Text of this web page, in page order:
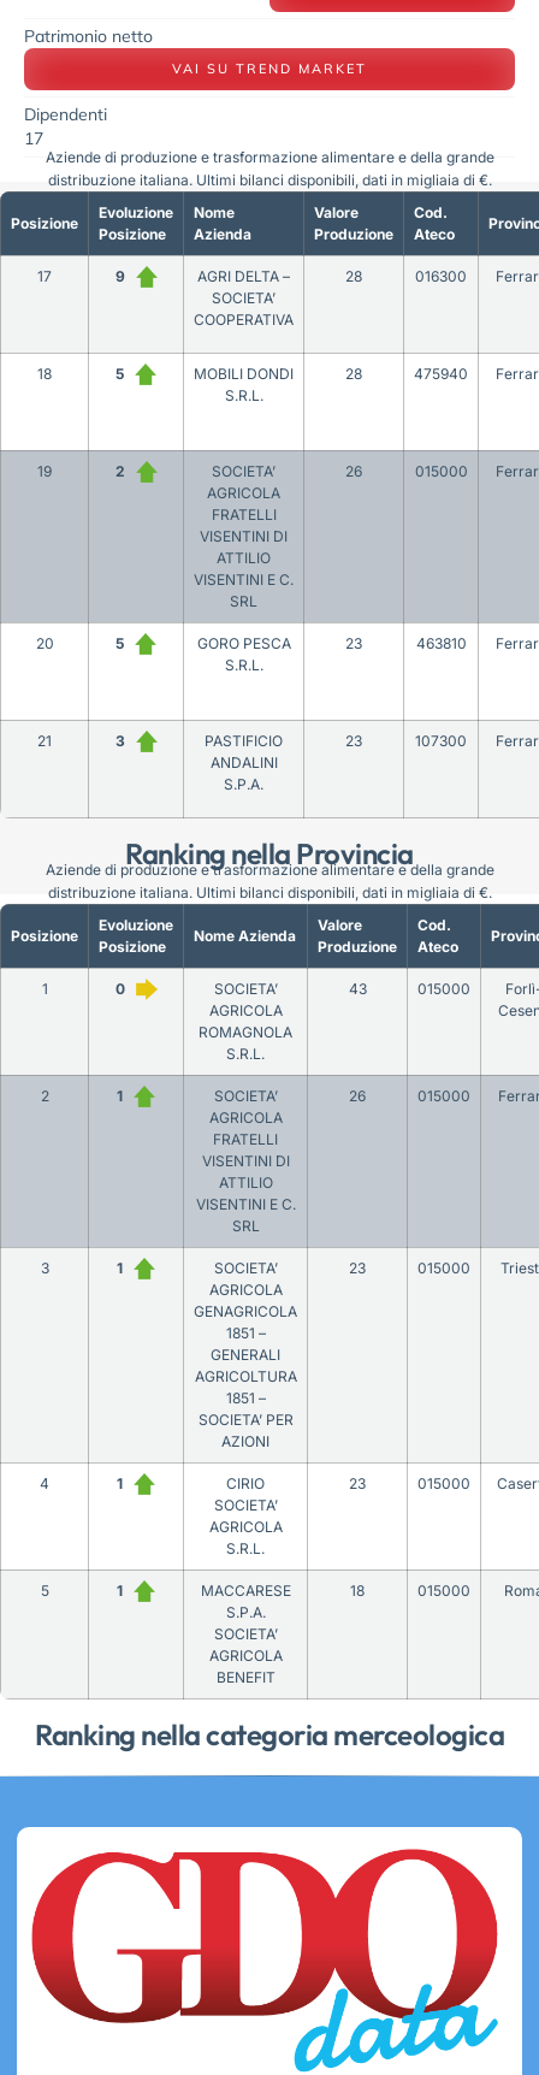
Patrimonio netto
VAI SU TREND MARKET
Dipendenti
17
Ranking nella Provincia
Posizione
Evoluzione
Posizione
Nome
Azienda
Valore
Produzione
Cod.
Ateco
17 9
AGRI DELTA –
SOCIETA’
COOPERATIVA
28 016300
18 5
MOBILI DONDI
S.R.L.
28 475940
19 2
SOCIETA’
AGRICOLA
FRATELLI
VISENTINI DI
ATTILIO
VISENTINI E C.
SRL
26 015000
20 5
GORO PESCA
S.R.L.
23 463810
21 3
PASTIFICIO
ANDALINI
S.P.A.
23 107300
Aziende di produzione e trasformazione alimentare e della grande
distribuzione italiana. Ultimi bilanci disponibili, dati in migliaia di €.
Ranking nella categoria merceologica
Posizione
Evoluzione
Posizione
Nome Azienda
Valore
Produzione
Cod.
Ateco
1 0
SOCIETA’
AGRICOLA
ROMAGNOLA
S.R.L.
43 015000
2 1
SOCIETA’
AGRICOLA
FRATELLI
VISENTINI DI
ATTILIO
VISENTINI E C.
SRL
26 015000
3 1
SOCIETA’
AGRICOLA
GENAGRICOLA
1851 –
GENERALI
AGRICOLTURA
1851 –
SOCIETA’ PER
AZIONI
23 015000
4 1
CIRIO
SOCIETA’
AGRICOLA
S.R.L.
23 015000
5 1
MACCARESE
S.P.A.
SOCIETA’
AGRICOLA
BENEFIT
18 015000
Aziende di produzione e trasformazione alimentare e della grande
distribuzione italiana. Ultimi bilanci disponibili, dati in migliaia di €.